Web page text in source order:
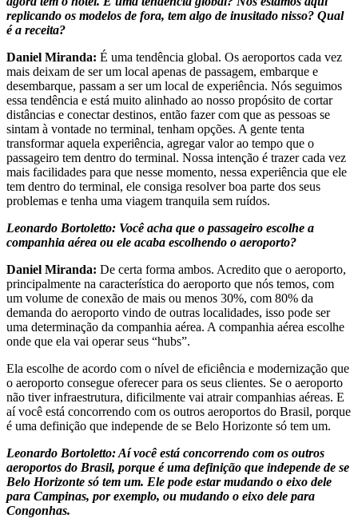
replicando os modelos de fora, tem algo de inusitado nisso? Qual
é a receita?
Daniel Miranda: É uma tendência global. Os aeroportos cada vez
mais deixam de ser um local apenas de passagem, embarque e
desembarque, passam a ser um local de experiência. Nós seguimos
essa tendência e está muito alinhado ao nosso propósito de cortar
distâncias e conectar destinos, então fazer com que as pessoas se
sintam à vontade no terminal, tenham opções. A gente tenta
transformar aquela experiência, agregar valor ao tempo que o
passageiro tem dentro do terminal. Nossa intenção é trazer cada vez
mais facilidades para que nesse momento, nessa experiência que ele
tem dentro do terminal, ele consiga resolver boa parte dos seus
problemas e tenha uma viagem tranquila sem ruídos.
Leonardo Bortoletto: Você acha que o passageiro escolhe a
companhia aérea ou ele acaba escolhendo o aeroporto?
Daniel Miranda: De certa forma ambos. Acredito que o aeroporto,
principalmente na característica do aeroporto que nós temos, com
um volume de conexão de mais ou menos 30%, com 80% da
demanda do aeroporto vindo de outras localidades, isso pode ser
uma determinação da companhia aérea. A companhia aérea escolhe
onde que ela vai operar seus “hubs”.
Ela escolhe de acordo com o nível de eficiência e modernização que
o aeroporto consegue oferecer para os seus clientes. Se o aeroporto
não tiver infraestrutura, dificilmente vai atrair companhias aéreas. E
aí você está concorrendo com os outros aeroportos do Brasil, porque
é uma definição que independe de se Belo Horizonte só tem um.
Leonardo Bortoletto: Aí você está concorrendo com os outros
aeroportos do Brasil, porque é uma definição que independe de se
Belo Horizonte só tem um. Ele pode estar mudando o eixo dele
para Campinas, por exemplo, ou mudando o eixo dele para
Congonhas.